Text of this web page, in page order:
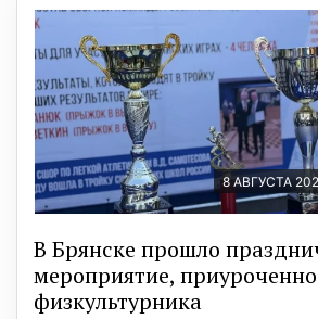
8 АВГУСТА
В Брянске прошло
мероприятие,
физкультурника